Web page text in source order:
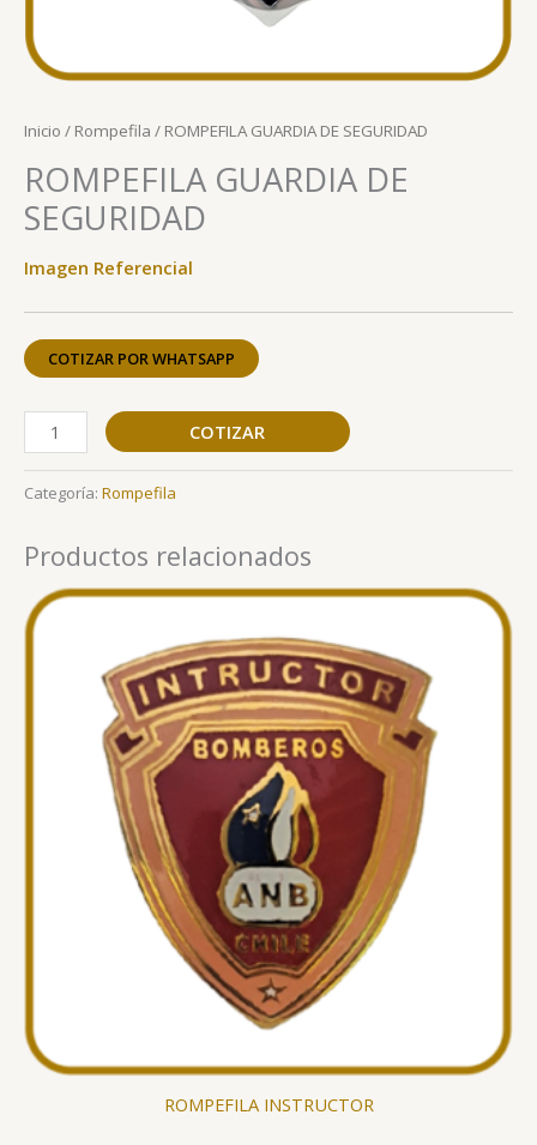
Inicio / Rompefila / ROMPEFILA GUARDIA DE SEGURIDAD
ROMPEFILA GUARDIA DE
SEGURIDAD
Imagen Referencial
COTIZAR POR WHATSAPP
COTIZAR
Categoría: Rompefila
Productos relacionados
ROMPEFILA INSTRUCTOR